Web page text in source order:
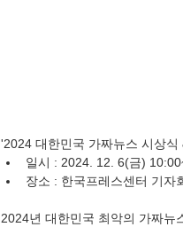
'2024 대한민국 가짜뉴스 시상식
일시 : 2024. 12. 6(금)
장소 : 한국프레스센터 기자
2024년 대한민국 최악의 가짜뉴